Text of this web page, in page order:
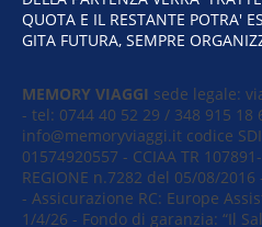
QUOTA E IL RESTANTE POTRA'
GITA FUTURA, SEMPRE
MEMORY VIAGGI sede legale:
- tel: 0744 40 52 29 / 348 915 18
info@memoryviaggi.it codice
01574920557 - CCIAA TR
REGIONE n.7282 del 05/08/
- Assicurazione RC: Europe
1/4/26 - Fondo di garanzia: “Il